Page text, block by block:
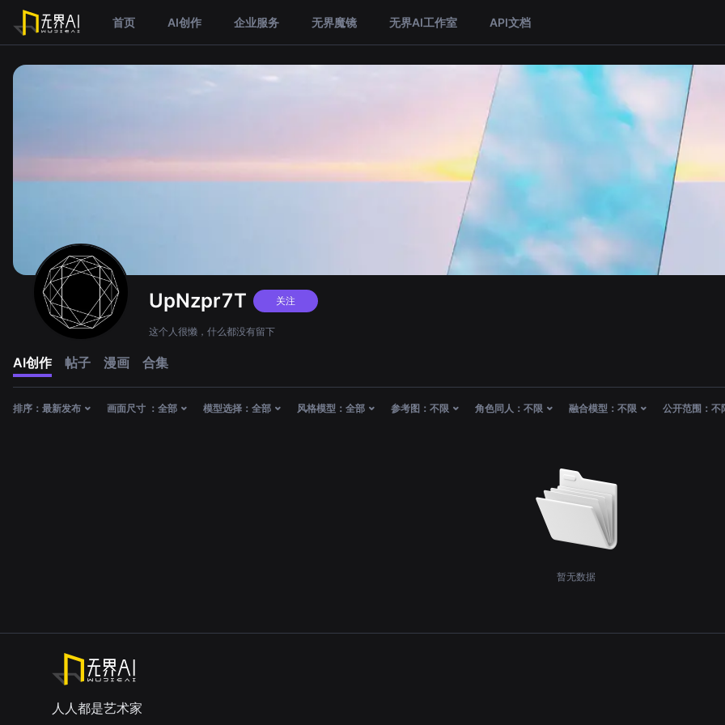
首页 AI创作 企业服务 无界魔镜 无界AI工作室 API文档
UpNzpr7T 关注
这个人很懒，什么都没有留下
AI创作 帖子 漫画 合集
排序： 最新发布 画面尺寸 ： 全部 模型选择： 全部 风格模型： 全部 参考图： 不限 角色同人： 不限 融合模型： 不限 公开范围： 不
暂无数据
人人都是艺术家